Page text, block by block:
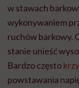
w stawach
wykonywaniem
ruchów barkowy.
stanie unieść
Bardzo często
powstawania